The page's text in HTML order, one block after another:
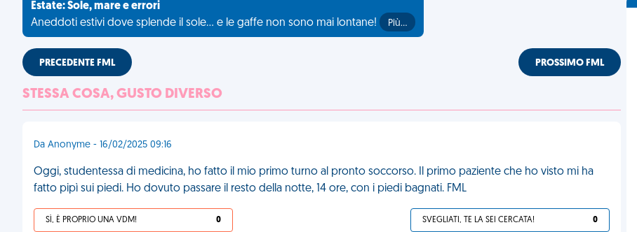
Estate: Sole, mare e errori
Aneddoti estivi dove splende il sole... e le gaffe non sono mai lontane!
Più…
PRECEDENTE FML PROSSIMO FML
STESSA COSA, GUSTO DIVERSO
Da Anonyme - 16/02/2025 09:16
Oggi, studentessa di medicina, ho fatto il mio primo turno al pronto soccorso. Il primo paziente che ho visto mi ha
fatto pipì sui piedi. Ho dovuto passare il resto della notte, 14 ore, con i piedi bagnati. FML
SÌ, È PROPRIO UNA VDM! 0 SVEGLIATI, TE LA SEI CERCATA! 0